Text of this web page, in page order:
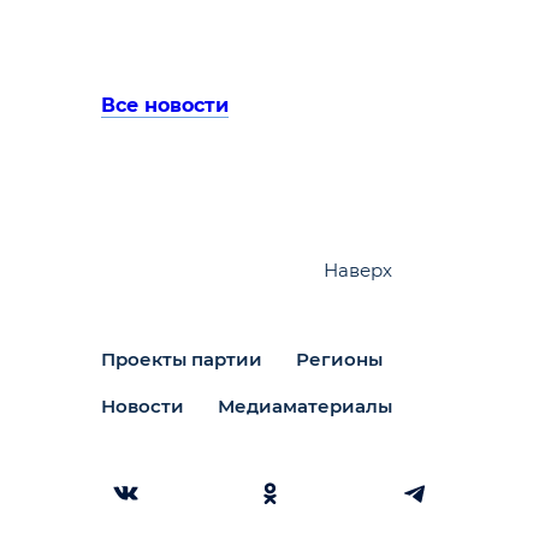
Все новости
Проекты партии Регионы
Новости Медиаматериалы
Наверх